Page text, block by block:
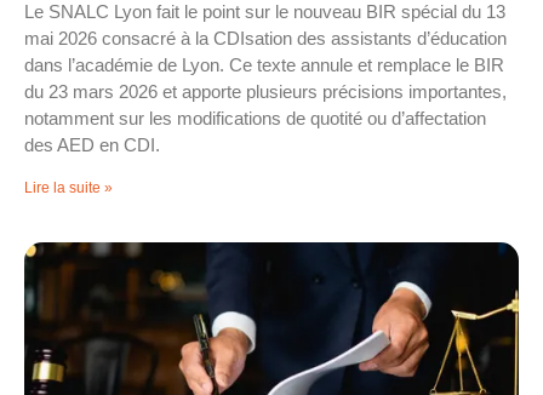
Le SNALC Lyon fait le point sur le nouveau BIR spécial du 13
mai 2026 consacré à la CDIsation des assistants d’éducation
dans l’académie de Lyon. Ce texte annule et remplace le BIR
du 23 mars 2026 et apporte plusieurs précisions importantes,
notamment sur les modifications de quotité ou d’affectation
des AED en CDI.
Lire la suite »